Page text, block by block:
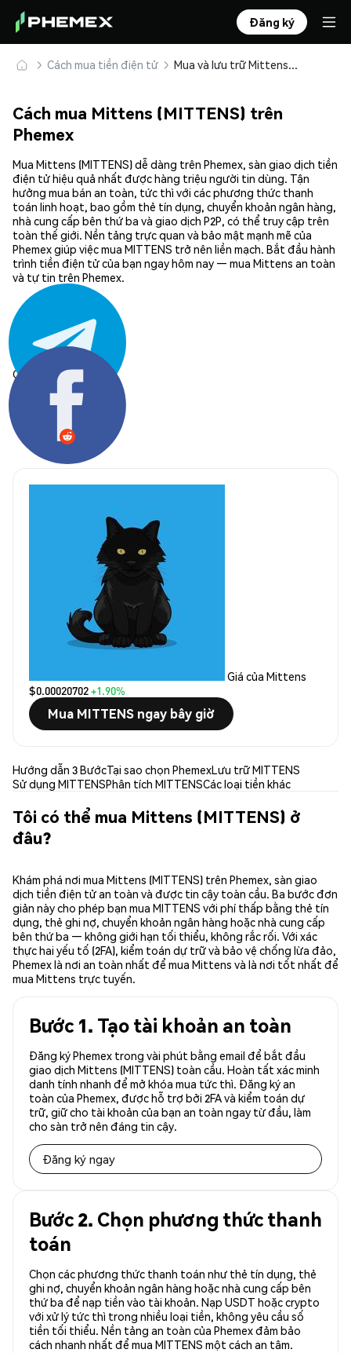
Đăng ký
Cách mua tiền điện tử Mua và lưu trữ Mittens (MITTENS) an toàn
Cách mua Mittens (MITTENS) trên
Phemex
Mua Mittens (MITTENS) dễ dàng trên Phemex, sàn giao dịch tiền
điện tử hiệu quả nhất được hàng triệu người tin dùng. Tận
hưởng mua bán an toàn, tức thì với các phương thức thanh
toán linh hoạt, bao gồm thẻ tín dụng, chuyển khoản ngân hàng,
nhà cung cấp bên thứ ba và giao dịch P2P, có thể truy cập trên
toàn thế giới. Nền tảng trực quan và bảo mật mạnh mẽ của
Phemex giúp việc mua MITTENS trở nên liền mạch. Bắt đầu hành
trình tiền điện tử của bạn ngay hôm nay — mua Mittens an toàn
và tự tin trên Phemex.
Chia sẻ:
Giá của Mittens
$0.00020702+1.90%
Mua MITTENS ngay bây giờ
Hướng dẫn 3 BướcTại sao chọn PhemexLưu trữ MITTENS
Sử dụng MITTENSPhân tích MITTENSCác loại tiền khác
Tôi có thể mua Mittens (MITTENS) ở
đâu?
Khám phá nơi mua Mittens (MITTENS) trên Phemex, sàn giao
dịch tiền điện tử an toàn và được tin cậy toàn cầu. Ba bước đơn
giản này cho phép bạn mua MITTENS với phí thấp bằng thẻ tín
dụng, thẻ ghi nợ, chuyển khoản ngân hàng hoặc nhà cung cấp
bên thứ ba — không giới hạn tối thiểu, không rắc rối. Với xác
thực hai yếu tố (2FA), kiểm toán dự trữ và bảo vệ chống lừa đảo,
Phemex là nơi an toàn nhất để mua Mittens và là nơi tốt nhất để
mua Mittens trực tuyến.
Bước 1. Tạo tài khoản an toàn
Đăng ký Phemex trong vài phút bằng email để bắt đầu
giao dịch Mittens (MITTENS) toàn cầu. Hoàn tất xác minh
danh tính nhanh để mở khóa mua tức thì. Đăng ký an
toàn của Phemex, được hỗ trợ bởi 2FA và kiểm toán dự
trữ, giữ cho tài khoản của bạn an toàn ngay từ đầu, làm
cho sàn trở nên đáng tin cậy.
Đăng ký ngay
Bước 2. Chọn phương thức thanh
toán
Chọn các phương thức thanh toán như thẻ tín dụng, thẻ
ghi nợ, chuyển khoản ngân hàng hoặc nhà cung cấp bên
thứ ba để nạp tiền vào tài khoản. Nạp USDT hoặc crypto
với xử lý tức thì trong nhiều loại tiền, không yêu cầu số
tiền tối thiểu. Nền tảng an toàn của Phemex đảm bảo
cách nhanh nhất để mua MITTENS một cách an tâm.